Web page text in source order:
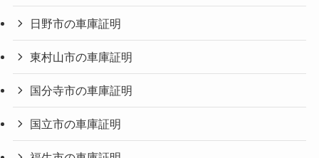
日野市の車庫証明
東村山市の車庫証明
国分寺市の車庫証明
国立市の車庫証明